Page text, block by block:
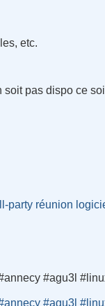
etc.
soit pas dispo ce
party réunion
#agu3l
#agu3l